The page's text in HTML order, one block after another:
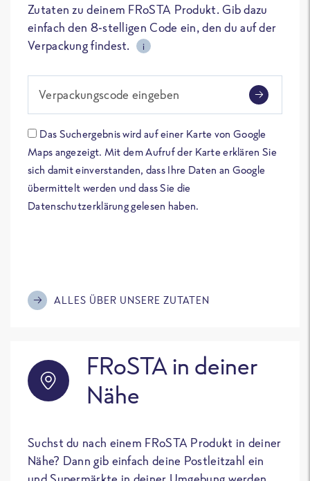
Zutaten zu deinem FRoSTA Produkt. Gib dazu
einfach den 8-stelligen Code ein, den du auf der
Verpackung findest.
i
Verpackungscode eingeben
Das Suchergebnis wird auf einer Karte von Google
Maps angezeigt. Mit dem Aufruf der Karte erklären Sie
sich damit einverstanden, dass Ihre Daten an Google
übermittelt werden und dass Sie die
Datenschutzerklärung gelesen haben.
ALLES ÜBER UNSERE ZUTATEN
FRoSTA in deiner
Nähe
Suchst du nach einem FRoSTA Produkt in deiner
Nähe? Dann gib einfach deine Postleitzahl ein